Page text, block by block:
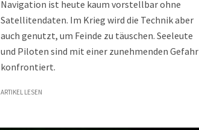
Navigation ist heute kaum vorstellbar ohne
Satellitendaten. Im Krieg wird die Technik aber
auch genutzt, um Feinde zu täuschen. Seeleute
und Piloten sind mit einer zunehmenden Gefahr
konfrontiert.
ARTIKEL LESEN